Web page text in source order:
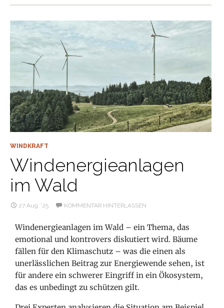
WINDKRAFT
Windenergieanlagen
im Wald
27 Aug. ’25 KOMMENTAR HINTERLASSEN
Windenergieanlagen im Wald – ein Thema, das
emotional und kontrovers diskutiert wird. Bäume
fällen für den Klimaschutz – was die einen als
unerlässlichen Beitrag zur Energiewende sehen, ist
für andere ein schwerer Eingriff in ein Ökosystem,
das es unbedingt zu schützen gilt.